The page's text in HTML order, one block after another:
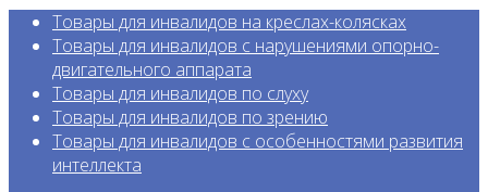
Товары для инвалидов на креслах-колясках
Товары для инвалидов с нарушениями опорно-
двигательного аппарата
Товары для инвалидов по слуху
Товары для инвалидов по зрению
Товары для инвалидов с особенностями развития
интеллекта